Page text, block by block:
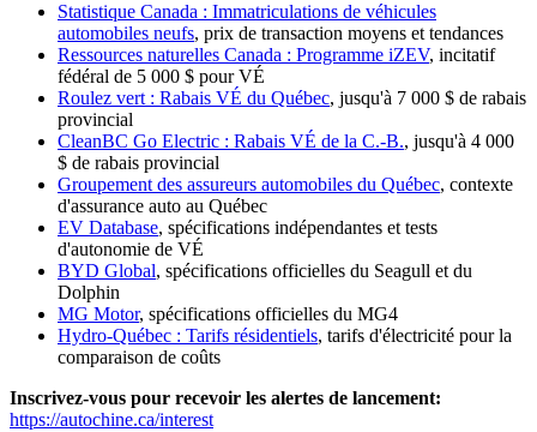
Statistique Canada : Immatriculations de véhicules
automobiles neufs, prix de transaction moyens et tendances
Ressources naturelles Canada : Programme iZEV, incitatif
fédéral de 5 000 $ pour VÉ
Roulez vert : Rabais VÉ du Québec, jusqu'à 7 000 $ de rabais
provincial
CleanBC Go Electric : Rabais VÉ de la C.-B., jusqu'à 4 000
$ de rabais provincial
Groupement des assureurs automobiles du Québec, contexte
d'assurance auto au Québec
EV Database, spécifications indépendantes et tests
d'autonomie de VÉ
BYD Global, spécifications officielles du Seagull et du
Dolphin
MG Motor, spécifications officielles du MG4
Hydro-Québec : Tarifs résidentiels, tarifs d'électricité pour la
comparaison de coûts
Inscrivez-vous pour recevoir les alertes de lancement:
https://autochine.ca/interest